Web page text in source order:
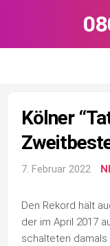
Kölner
7. Februar 2022
Den Rekord hält
der im April 2017
schalteten damals